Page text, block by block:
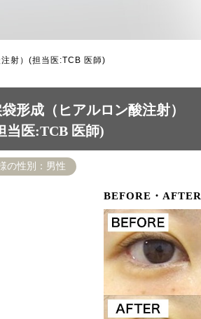
射） (担当医:TCB 医師)
形成（ヒアルロン酸注射）
当医:TCB 医師)
の性別：男性
BEFORE・AFTER